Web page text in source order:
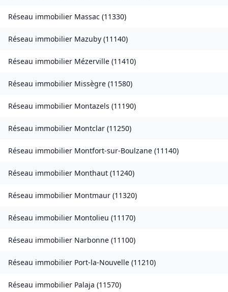
Réseau immobilier Massac (11330)
Réseau immobilier Mazuby (11140)
Réseau immobilier Mézerville (11410)
Réseau immobilier Missègre (11580)
Réseau immobilier Montazels (11190)
Réseau immobilier Montclar (11250)
Réseau immobilier Montfort-sur-Boulzane (11140)
Réseau immobilier Monthaut (11240)
Réseau immobilier Montmaur (11320)
Réseau immobilier Montolieu (11170)
Réseau immobilier Narbonne (11100)
Réseau immobilier Port-la-Nouvelle (11210)
Réseau immobilier Palaja (11570)